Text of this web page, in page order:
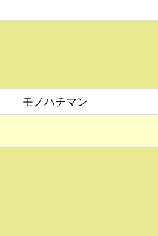
モノハチマン